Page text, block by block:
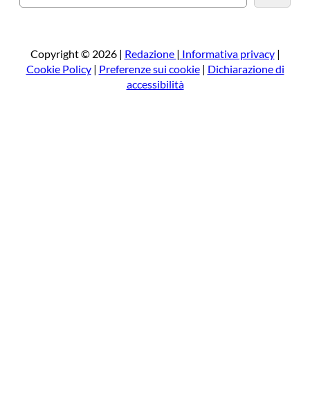
e
a
Copyright © 2026 | Redazione | Informativa privacy|
Cookie Policy| Preferenze sui cookie| Dichiarazione di
accessibilità